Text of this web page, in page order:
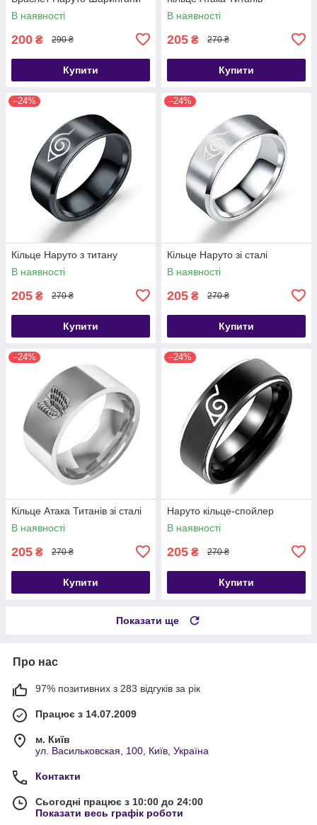
В наявності
200 ₴ 290 ₴
Купити
В наявності
205 ₴ 270 ₴
Купити
–24%
Кільце Наруто з титану
В наявності
205 ₴ 270 ₴
Купити
–24%
Кільце Наруто зі сталі
В наявності
205 ₴ 270 ₴
Купити
–24%
Кільце Атака Титанів зі сталі
В наявності
205 ₴ 270 ₴
Купити
–24%
Наруто кільце-спойлер
В наявності
205 ₴ 270 ₴
Купити
Показати ще
Про нас
97% позитивних з 283 відгуків за рік
Працює з 14.07.2009
м. Київ
ул. Васильковская, 100, Київ, Україна
Контакти
Сьогодні працює з 10:00 до 24:00
Показати весь графік роботи